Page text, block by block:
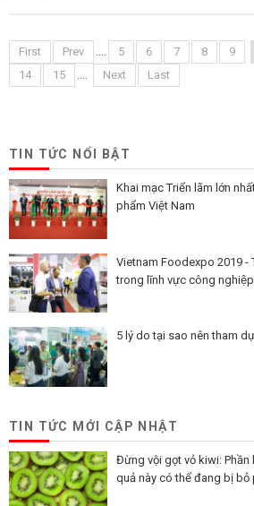
First Prev 5 6 7 8 9
14
15 Next Last
TIN TỨC NỔI BẬT
Khai mạc Triển lãm lớn
phẩm Việt Nam
Vietnam Foodexpo 2019 -
trong lĩnh vực công
5 lý do tại sao nên tham
TIN TỨC MỚI CẬP NHẬT
Đừng vội gọt vỏ kiwi:
quả này có thể đang bị bỏ